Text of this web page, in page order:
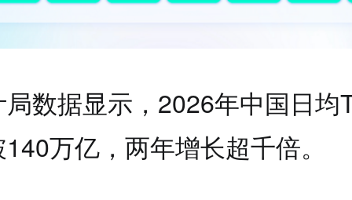
数据显示，2026年中国日均
万亿，两年增长超千倍。